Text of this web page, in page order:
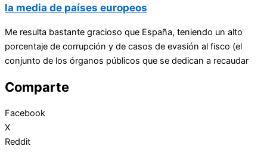
la media de países europeos
Me resulta bastante gracioso que España, teniendo un alto
porcentaje de corrupción y de casos de evasión al fisco (el
conjunto de los órganos públicos que se dedican a recaudar
Comparte
Facebook
X
Reddit